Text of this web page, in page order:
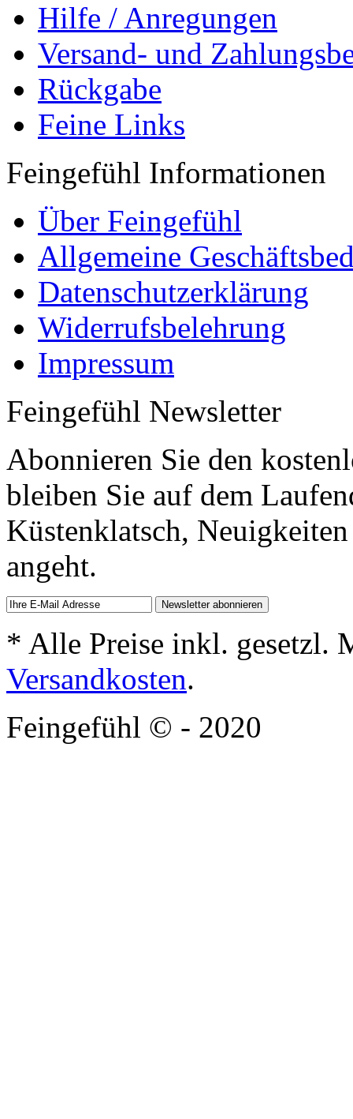
Hilfe / Anregungen
Versand- und
Rückgabe
Feine Links
Feingefühl Informationen
Über Feingefühl
Allgemeine
Datenschutzerklärung
Widerrufsbelehrung
Impressum
Feingefühl Newsletter
Abonnieren Sie den
bleiben Sie auf dem
Küstenklatsch,
angeht.
* Alle Preise inkl. gesetzl.
Versandkosten.
Feingefühl © - 2020